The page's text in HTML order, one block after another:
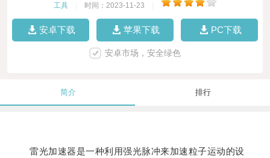
工具 时间：2023-11-23
安卓下载 苹果下载 PC下载
安卓市场，安全绿色
简介 排行
雷光加速器是一种利用强光脉冲来加速粒子运动的设